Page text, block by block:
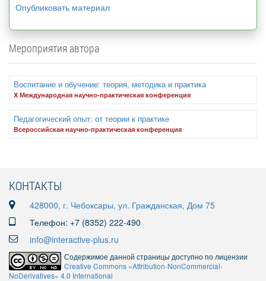
Опубликовать материал
Мероприятия автора
Воспитание и обучение: теория, методика и практика
X Международная научно-практическая конференция
Педагогический опыт: от теории к практике
Всероссийская научно-практическая конференция
КОНТАКТЫ
428000, г. Чебоксары, ул. Гражданская, Дом 75
Телефон: +7 (8352) 222-490
info@interactive-plus.ru
Содержимое данной страницы доступно по лицензии
Creative Commons «Attribution-NonCommercial-
NoDerivatives» 4.0 International